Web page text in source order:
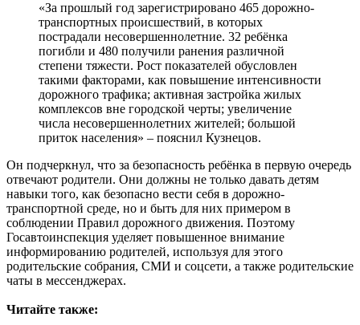
«За прошлый год зарегистрировано 465 дорожно-
транспортных происшествий, в которых
пострадали несовершеннолетние. 32 ребёнка
погибли и 480 получили ранения различной
степени тяжести. Рост показателей обусловлен
такими факторами, как повышение интенсивности
дорожного трафика; активная застройка жилых
комплексов вне городской черты; увеличение
числа несовершеннолетних жителей; большой
приток населения» – пояснил Кузнецов.
Он подчеркнул, что за безопасность ребёнка в первую очередь
отвечают родители. Они должны не только давать детям
навыки того, как безопасно вести себя в дорожно-
транспортной среде, но и быть для них примером в
соблюдении Правил дорожного движения. Поэтому
Госавтоинспекция уделяет повышенное внимание
информированию родителей, используя для этого
родительские собрания, СМИ и соцсети, а также родительские
чаты в мессенджерах.
Читайте также: